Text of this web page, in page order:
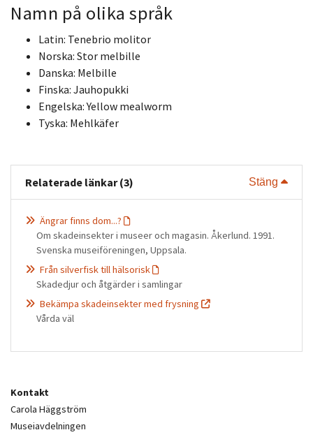
Namn på olika språk
Latin: Tenebrio molitor
Norska: Stor melbille
Danska: Melbille
Finska: Jauhopukki
Engelska: Yellow mealworm
Tyska: Mehlkäfer
Relaterade länkar (3) Stäng Visa
Ängrar finns dom...?
Om skadeinsekter i museer och magasin. Åkerlund. 1991.
Svenska museiföreningen, Uppsala.
Från silverfisk till hälsorisk
Skadedjur och åtgärder i samlingar
Bekämpa skadeinsekter med frysning
Vårda väl
Kontakt
Carola Häggström
Museiavdelningen